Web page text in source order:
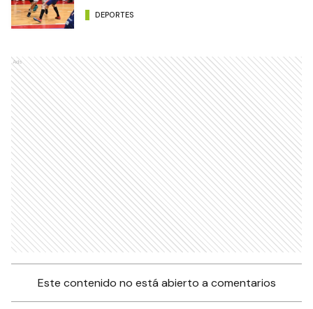
DEPORTES
Ads
Este contenido no está abierto a comentarios